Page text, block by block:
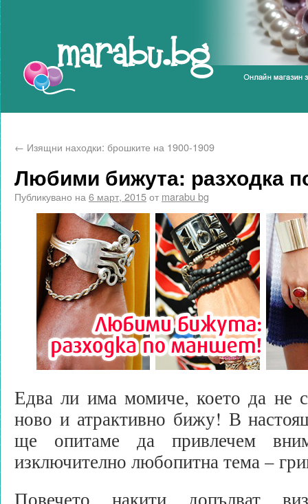
← Изящни находки: брошките на 1900-1909
Любими бижута: разходка
Публикувано на 6 март, 2015от marabu bg
Едва ли има момиче, което да не
ново и атрактивно бижу! В
ще опитаме да привлечем
изключително любопитна тема –
Повечето накити допълват